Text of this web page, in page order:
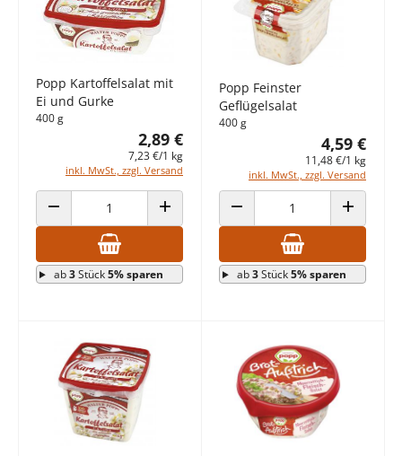
Popp Kartoffelsalat mit
Ei und Gurke
400 g
2,89 €
7,23 €/1 kg
inkl. MwSt., zzgl. Versand
ANZAHL VERRINGERN ANZAHL ERHÖHEN
ab3Stück5% sparen
Popp Feinster
Geflügelsalat
400 g
4,59 €
11,48 €/1 kg
inkl. MwSt., zzgl. Versand
ANZAHL VERRINGERN ANZAHL
ab3Stück5% sparen